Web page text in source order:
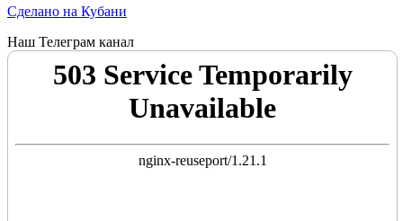
Сделано на Кубани
Наш Телеграм канал